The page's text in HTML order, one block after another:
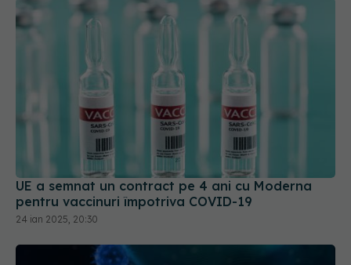
UE a semnat un contract pe 4 ani cu Moderna
pentru vaccinuri împotriva COVID-19
24 ian 2025, 20:30